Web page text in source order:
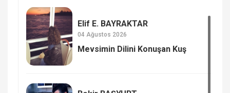
Elif E. BAYRAKTAR
04 Ağustos 2026
Mevsimin Dilini Konuşan Kuş